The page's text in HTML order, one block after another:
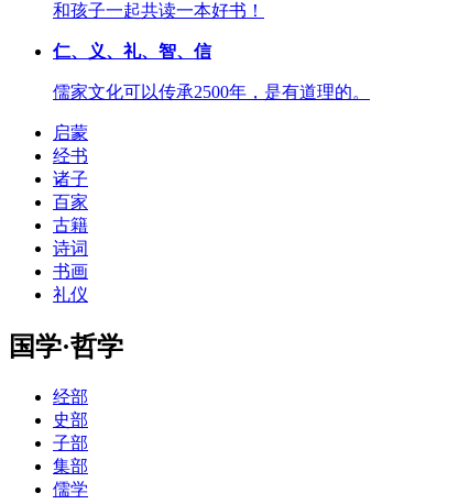
和孩子一起共读一本好书！
仁、义、礼、智、信
儒家文化可以传承2500年，是有道理的。
启蒙
经书
诸子
百家
古籍
诗词
书画
礼仪
国学·哲学
经部
史部
子部
集部
儒学